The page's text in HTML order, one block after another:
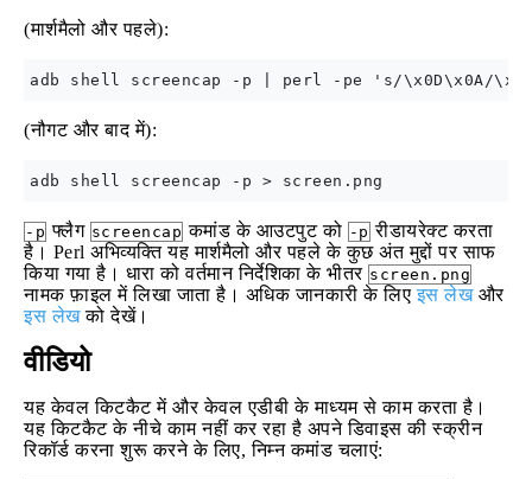
(मार्शमैलो और पहले):
(नौगट और बाद में):
-p फ्लैग screencap कमांड के आउटपुट को -p रीडायरेक्ट करता
है। Perl अभिव्यक्ति यह मार्शमैलो और पहले के कुछ अंत मुद्दों पर साफ
किया गया है। धारा को वर्तमान निर्देशिका के भीतर screen.png
नामक फ़ाइल में लिखा जाता है। अधिक जानकारी के लिएइस लेखऔर
इस लेखको देखें।
वीडियो
यह केवल किटकैट में और केवल एडीबी के माध्यम से काम करता है।
यह किटकैट के नीचे काम नहीं कर रहा है अपने डिवाइस की स्क्रीन
रिकॉर्ड करना शुरू करने के लिए, निम्न कमांड चलाएं: